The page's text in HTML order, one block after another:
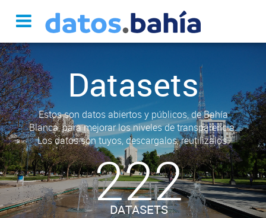
Datasets
Estos son datos abiertos y públicos, de Bahía
Blanca, para mejorar los niveles de transparencia.
Los datos son tuyos, descargalos, reutilizalos.
222
DATASETS